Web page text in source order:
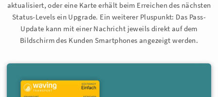
aktualisiert, oder eine Karte erhält beim Erreichen des nächsten
Status-Levels ein Upgrade. Ein weiterer Pluspunkt: Das Pass-
Update kann mit einer Nachricht jeweils direkt auf dem
Bildschirm des Kunden Smartphones angezeigt werden.